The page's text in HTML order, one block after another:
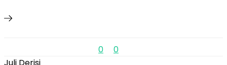
0
0
Juli Derisi